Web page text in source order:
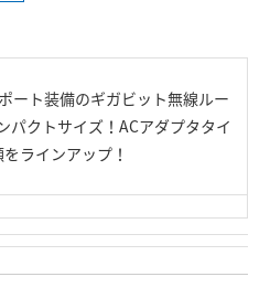
ート装備のギガビット無線ルー
パクトサイズ！ACアダプタタイ
ラインアップ！